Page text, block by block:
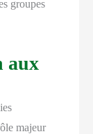
groupes
aux
majeur